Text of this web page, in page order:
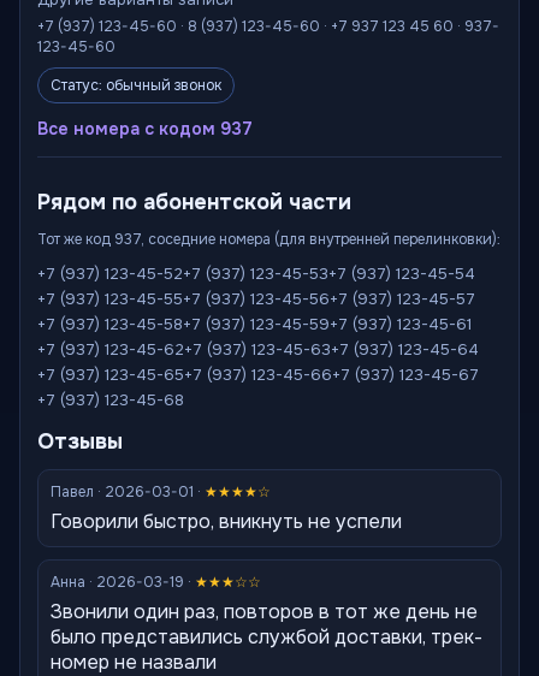
+7 (937) 123-45-60 · 8 (937) 123-45-60 · +7 937 123 45 60 · 937-
123-45-60
Статус: обычный звонок
Все номера с кодом 937
Рядом по абонентской части
Тот же код 937, соседние номера (для внутренней перелинковки):
+7 (937) 123-45-52+7 (937) 123-45-53+7 (937) 123-45-54
+7 (937) 123-45-55+7 (937) 123-45-56+7 (937) 123-45-57
+7 (937) 123-45-58+7 (937) 123-45-59+7 (937) 123-45-61
+7 (937) 123-45-62+7 (937) 123-45-63+7 (937) 123-45-64
+7 (937) 123-45-65+7 (937) 123-45-66+7 (937) 123-45-67
+7 (937) 123-45-68
Отзывы
Павел · 2026-03-01 · ★★★★☆
Говорили быстро, вникнуть не успели
Анна · 2026-03-19 · ★★★☆☆
Звонили один раз, повторов в тот же день не
было представились службой доставки, трек-
номер не назвали